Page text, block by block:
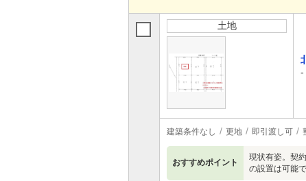
土地
-
建築条件なし 更地 即引渡し可
おすすめポイント
現状有姿。契
の設置は可能で